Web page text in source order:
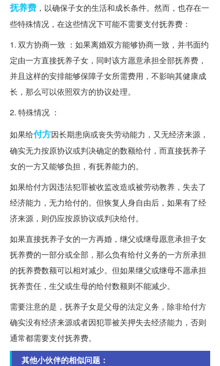
抚养费 ，以确保子女的生活和成长条件。然而，也存在一
些特殊情况，在这些情况下可能不需要支付抚养费：
1. 双方协商一致 ：如果离婚双方能够协商一致，并书面约
定由一方直接抚养子女，同时该方愿意承担全部抚养费，
并且这样的安排能够保障子女所需费用，不影响其健康成
长，那么可以依照双方的协议处理。
2. 特殊情况 ：
如果给付方因长期患病或丧失劳动能力，又无经济来源，
确实无力按原协议或判决确定的数额给付，而直接抚养子
女的一方又能够负担，有抚养能力的。
如果给付方因违法犯罪被收监改造或被劳动教养，失去了
经济能力，无力给付的。但恢复人身自由后，如果有了经
济来源，则仍应按原协议或判决给付。
如果直接抚养子女的一方再婚，继父或继母愿意承担子女
抚养费的一部分或全部，那么负有给付义务的一方所承担
的抚养费数额可以相对减少。但如果继父或继母不愿承担
抚养责任，生父或生母的给付数额则不能减少。
需要注意的是，抚养子女是父母的法定义务，除非给付方
确实没有经济来源或者因犯罪被关押失去经济能力，否则
通常都需要支付抚养费。
其他小伙伴的相似问题：